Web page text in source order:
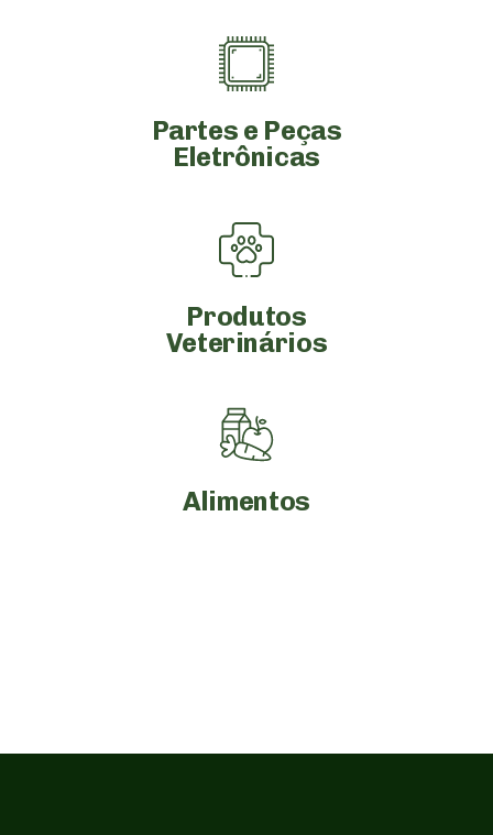
Partes e Peças
Eletrônicas
Produtos
Veterinários
Alimentos